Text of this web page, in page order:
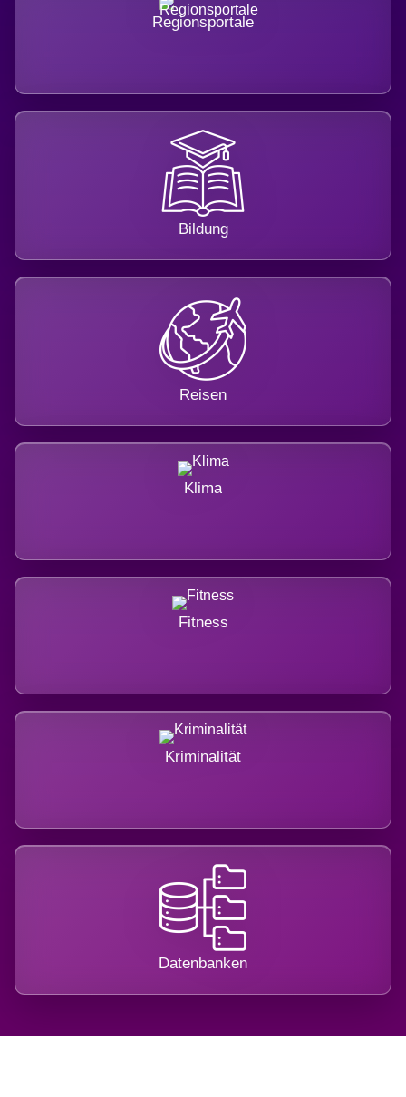
Regionsportale
Bildung
Reisen
Klima
Fitness
Kriminalität
Datenbanken